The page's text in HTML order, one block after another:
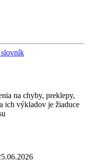
na chyby, preklepy,
ich výkladov je žiaduce